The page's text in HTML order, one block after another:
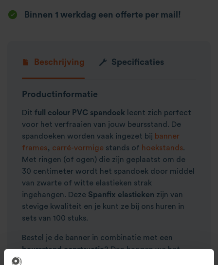
Binnen 1 werkdag een offerte per mail!
Beschrijving Specificaties
Productinformatie
Dit full colour PVC spandoek leent zich perfect
voor het verfraaien van jouw beursstand. De
spandoeken worden vaak ingezet bij banner
frames, carré-vormige stands of hoekstands.
Met ringen (of ogen) die zijn geplaatst om de
30 centimeter wordt het spandoek door middel
van zwarte of witte elastieken strak
ingehangen. Deze Spanfix elastieken zijn van
stevige kwaliteit en je kunt ze bij ons huren in
sets van 100 stuks.
Bestel je de banner in combinatie met een
beursstand constructie? Dan hangen we het